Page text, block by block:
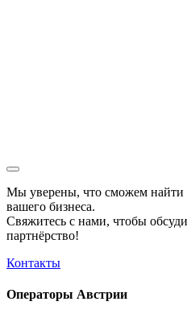
Мы уверены, что сможем найти
вашего бизнеса.
Свяжитесь с нами, чтобы
партнёрство!
Контакты
Операторы Австрии